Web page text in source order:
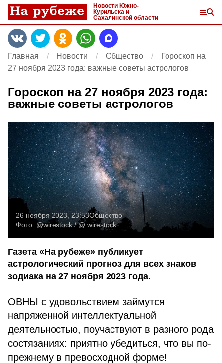
Новости Южно-
Курильска и
Сахалинской области
Главная Новости Общество
Гороскоп на
27 ноября 2023 года: важные советы астрологов
Гороскоп на 27 ноября 2023 года:
важные советы астрологов
26 ноября 2023, 23:53Общество
Фото: @wirestock / @ wirestock
Газета «На рубеже» публикует
астрологический прогноз для всех знаков
зодиака на 27 ноября 2023 года.
ОВНЫ с удовольствием займутся
напряженной интеллектуальной
деятельностью, поучаствуют в разного рода
состязаниях: приятно убедиться, что вы по-
прежнему в превосходной форме!